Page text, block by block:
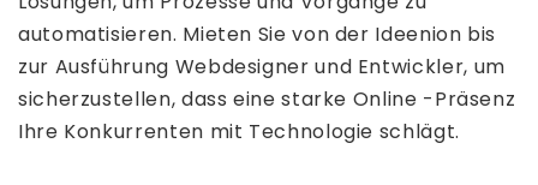
automatisieren. Mieten Sie von der Ideenion bis
zur Ausführung Webdesigner und Entwickler, um
sicherzustellen, dass eine starke Online -Präsenz
Ihre Konkurrenten mit Technologie schlägt.